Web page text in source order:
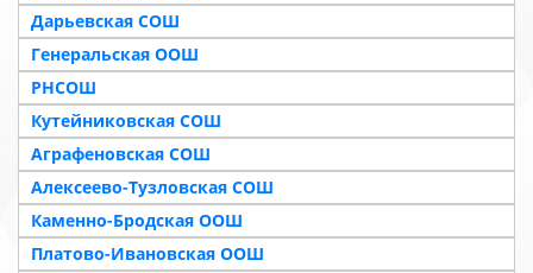
Дарьевская СОШ
Генеральская ООШ
РНСОШ
Кутейниковская СОШ
Аграфеновская СОШ
Алексеево-Тузловская СОШ
Каменно-Бродская ООШ
Платово-Ивановская ООШ